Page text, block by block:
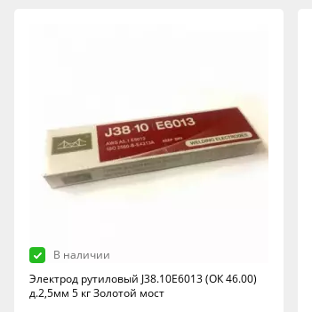
В наличии
Электрод рутиловый J38.10E6013 (ОК 46.00)
д.2,5мм 5 кг Золотой мост